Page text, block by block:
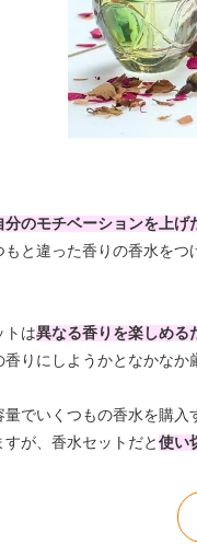
分のモチベーションを上げ
もと違った香りの香水を
トは異なる香りを楽しめる
香りにしようかとなかなか
量でいくつもの香水を購
すが、香水セットだと 使い